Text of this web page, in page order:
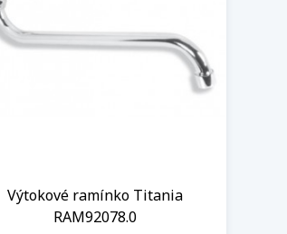
Výtokové ramínko Titania
RAM92078.0